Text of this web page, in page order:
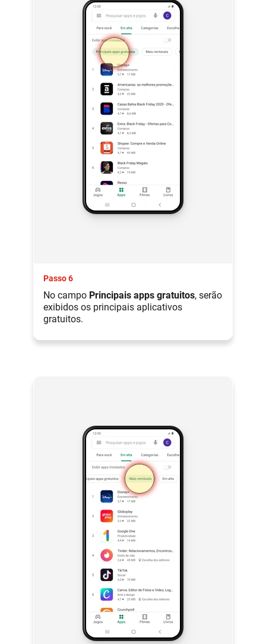
Passo 6
No campo Principais apps gratuitos, serão
exibidos os principais aplicativos
gratuitos.